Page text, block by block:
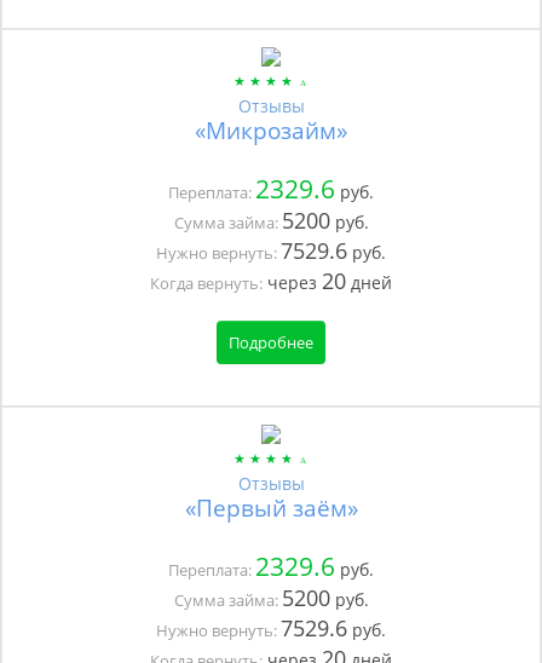
Отзывы
«Микрозайм»
Переплата: 2329.6 руб.
Сумма займа: 5200руб.
Нужно вернуть:7529.6 руб.
Когда вернуть: через 20 дней
Подробнее
Отзывы
«Первый заём»
Переплата: 2329.6 руб.
Сумма займа: 5200руб.
Нужно вернуть:7529.6 руб.